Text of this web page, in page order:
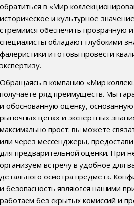
обратиться в «Мир
историческое и культурное
стремимся обеспечить прозрачную
специалисты обладают глубокими
фалеристики и готовы провести
экспертизу.
Обращаясь в компанию «Мир
получаете ряд преимуществ. Мы
и обоснованную оценку,
рыночных ценах и экспертных
максимально прост: вы можете
или через мессенджеры,
для предварительной оценки. При
организуем встречу в удобное для
детального осмотра предмета.
и безопасность являются нашими
работаем без скрытых комиссий и